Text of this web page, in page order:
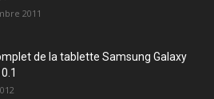
2011
de la tablette Samsung Galaxy